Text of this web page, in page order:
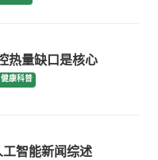
热量缺口是核心
健康科普
智能新闻综述